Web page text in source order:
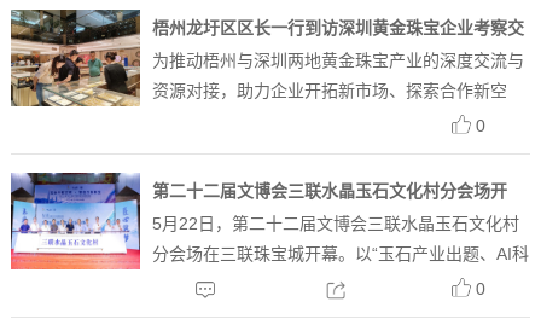
文，区政协委员、委员联络股股长董旭一同参加。
走访组一行首先来到平...
梧州龙圩区区长一行到访深圳黄金珠宝企业考察交
流
为推动梧州与深圳两地黄金珠宝产业的深度交流与
资源对接，助力企业开拓新市场、探索合作新空
间，5月25日至26日，梧州市龙圩区赵云区长带队
赴深圳开展黄金珠宝产业考察交流。全球闽籍珠宝
工商总会&深圳市黄金玉石珠宝商会秘书长俞熙铃
等人热情接...
0
第二十二届文博会三联水晶玉石文化村分会场开
幕，“星福匠2.0”开启AI直接生产时代重构传统玉
雕产业链
5月22日，第二十二届文博会三联水晶玉石文化村
分会场在三联珠宝城开幕。以“玉石产业出题、AI科
技答题”为主题，深度展示应用国内首个玉石雕刻
垂直领域AI大模型“星福匠”，举办重点项目签约、
0